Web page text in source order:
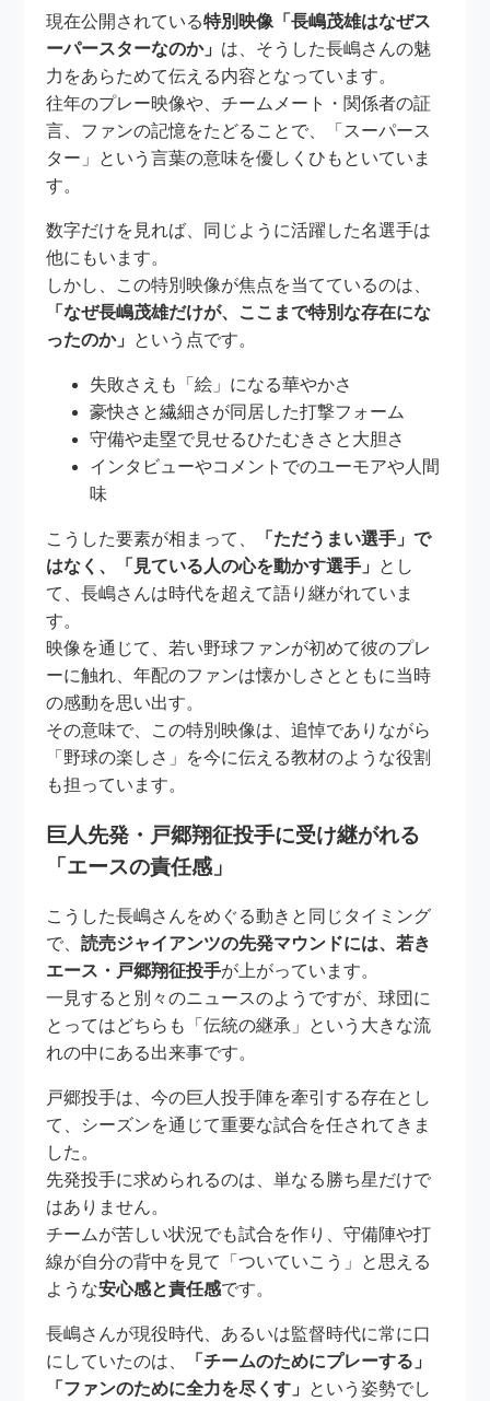
現在公開されている特別映像「長嶋茂雄はなぜス
ーパースターなのか」 は、そうした長嶋さんの魅
力をあらためて伝える内容となっています。
往年のプレー映像や、チームメート・関係者の証
言、ファンの記憶をたどることで、「スーパース
ター」という言葉の意味を優しくひもといていま
す。
数字だけを見れば、同じように活躍した名選手は
他にもいます。
しかし、この特別映像が焦点を当てているのは、
「なぜ長嶋茂雄だけが、ここまで特別な存在にな
ったのか」 という点です。
失敗さえも「絵」になる華やかさ
豪快さと繊細さが同居した打撃フォーム
守備や走塁で見せるひたむきさと大胆さ
インタビューやコメントでのユーモアや人間
味
こうした要素が相まって、
「ただうまい選手」で
はなく、「見ている人の心を動かす選手」 とし
て、長嶋さんは時代を超えて語り継がれていま
す。
映像を通じて、若い野球ファンが初めて彼のプレ
ーに触れ、年配のファンは懐かしさとともに当時
の感動を思い出す。
その意味で、この特別映像は、追悼でありながら
「野球の楽しさ」を今に伝える教材のような役割
も担っています。
巨人先発・戸郷翔征投手に受け継がれる
「エースの責任感」
こうした長嶋さんをめぐる動きと同じタイミング
で、読売ジャイアンツの先発マウンドには、若き
エース・戸郷翔征投手が上がっています。
一見すると別々のニュースのようですが、球団に
とってはどちらも「伝統の継承」という大きな流
れの中にある出来事です。
戸郷投手は、今の巨人投手陣を牽引する存在とし
て、シーズンを通じて重要な試合を任されてきま
した。
先発投手に求められるのは、単なる勝ち星だけで
はありません。
チームが苦しい状況でも試合を作り、守備陣や打
線が自分の背中を見て「ついていこう」と思える
ような安心感と責任感です。
長嶋さんが現役時代、あるいは監督時代に常に口
にしていたのは、
「チームのためにプレーする」
「ファンのために全力を尽くす」 という姿勢でし